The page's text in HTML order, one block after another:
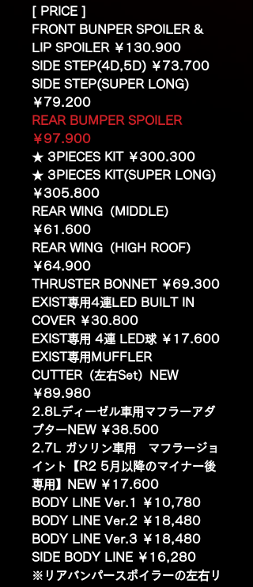
[ PRICE ]
FRONT BUNPER SPOILER &
LIP SPOILER ￥130.900
SIDE STEP(4D,5D) ￥73.700
SIDE STEP(SUPER LONG)
￥79.200
REAR BUMPER SPOILER
￥97.900
★ 3PIECES KIT ￥300.300
★ 3PIECES KIT(SUPER LONG)
￥305.800
REAR WING（MIDDLE）
￥61.600
REAR WING（HIGH ROOF）
￥64.900
THRUSTER BONNET ￥69.300
EXIST専用4連LED BUILT IN
COVER ￥30.800
EXIST専用 4連 LED球 ￥17.600
EXIST専用MUFFLER
CUTTER（左右Set）NEW
￥89.980
2.8Lディーゼル車用マフラーアダ
プターNEW ￥38.500
2.7L ガソリン車用 マフラージョ
イント【R2 5月以降のマイナー後
専用】NEW ￥17.600
BODY LINE Ver.1 ￥10,780
BODY LINE Ver.2 ￥18,480
BODY LINE Ver.3 ￥18,480
SIDE BODY LINE ￥16,280
※リアバンパースポイラーの左右リ